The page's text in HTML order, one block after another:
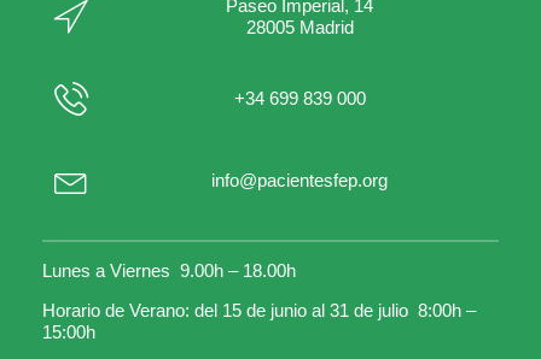
Paseo Imperial, 14
28005 Madrid
+34 699 839 000
info@pacientesfep.org
Lunes a Viernes 9.00h – 18.00h
Horario de Verano: del 15 de junio al 31 de julio 8:00h –
15:00h